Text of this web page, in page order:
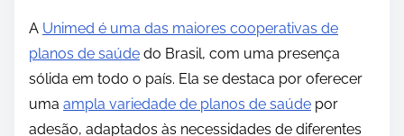
A Unimed é uma das maiores cooperativas de
planos de saúde do Brasil, com uma presença
sólida em todo o país. Ela se destaca por oferecer
uma ampla variedade de planos de saúde por
adesão, adaptados às necessidades de diferentes